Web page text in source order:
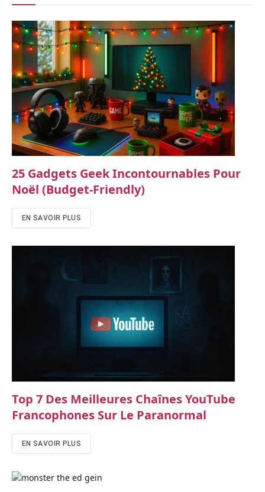
25 Gadgets Geek Incontournables Pour
Noël (budget-Friendly)
EN SAVOIR PLUS
Top 7 Des Meilleures Chaînes YouTube
Francophones Sur Le Paranormal
EN SAVOIR PLUS